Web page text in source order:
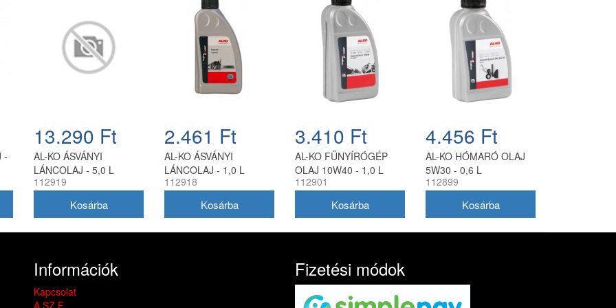
-
13.290 Ft
AL-KO ÁSVÁNYI
LÁNCOLAJ - 5,0 L
112919
2.461 Ft
AL-KO ÁSVÁNYI
LÁNCOLAJ - 1,0 L
112918
3.410 Ft
AL-KO FŰNYÍRÓGÉP
OLAJ 10W40 - 1,0 L
112901
4.456 Ft
AL-KO HÓMARÓ OLAJ
5W30 - 0,6 L
112899
Információk
Kapcsolat
Fizetési módok